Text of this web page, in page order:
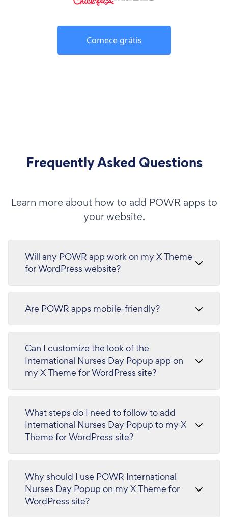
Comece grátis
Frequently Asked Questions
Learn more about how to add POWR apps to
your website.
Will any POWR app work on my X Theme
for WordPress website?
Are POWR apps mobile-friendly?
Can I customize the look of the
International Nurses Day Popup app on
my X Theme for WordPress site?
What steps do I need to follow to add
International Nurses Day Popup to my X
Theme for WordPress site?
Why should I use POWR International
Nurses Day Popup on my X Theme for
WordPress site?